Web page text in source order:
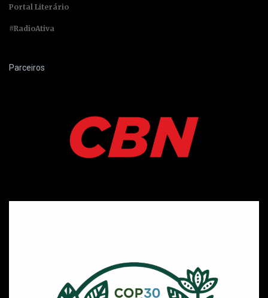
Portal Literário
#RadioAtiva
Parceiros